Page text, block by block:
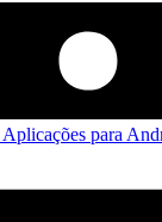
Aplicações para